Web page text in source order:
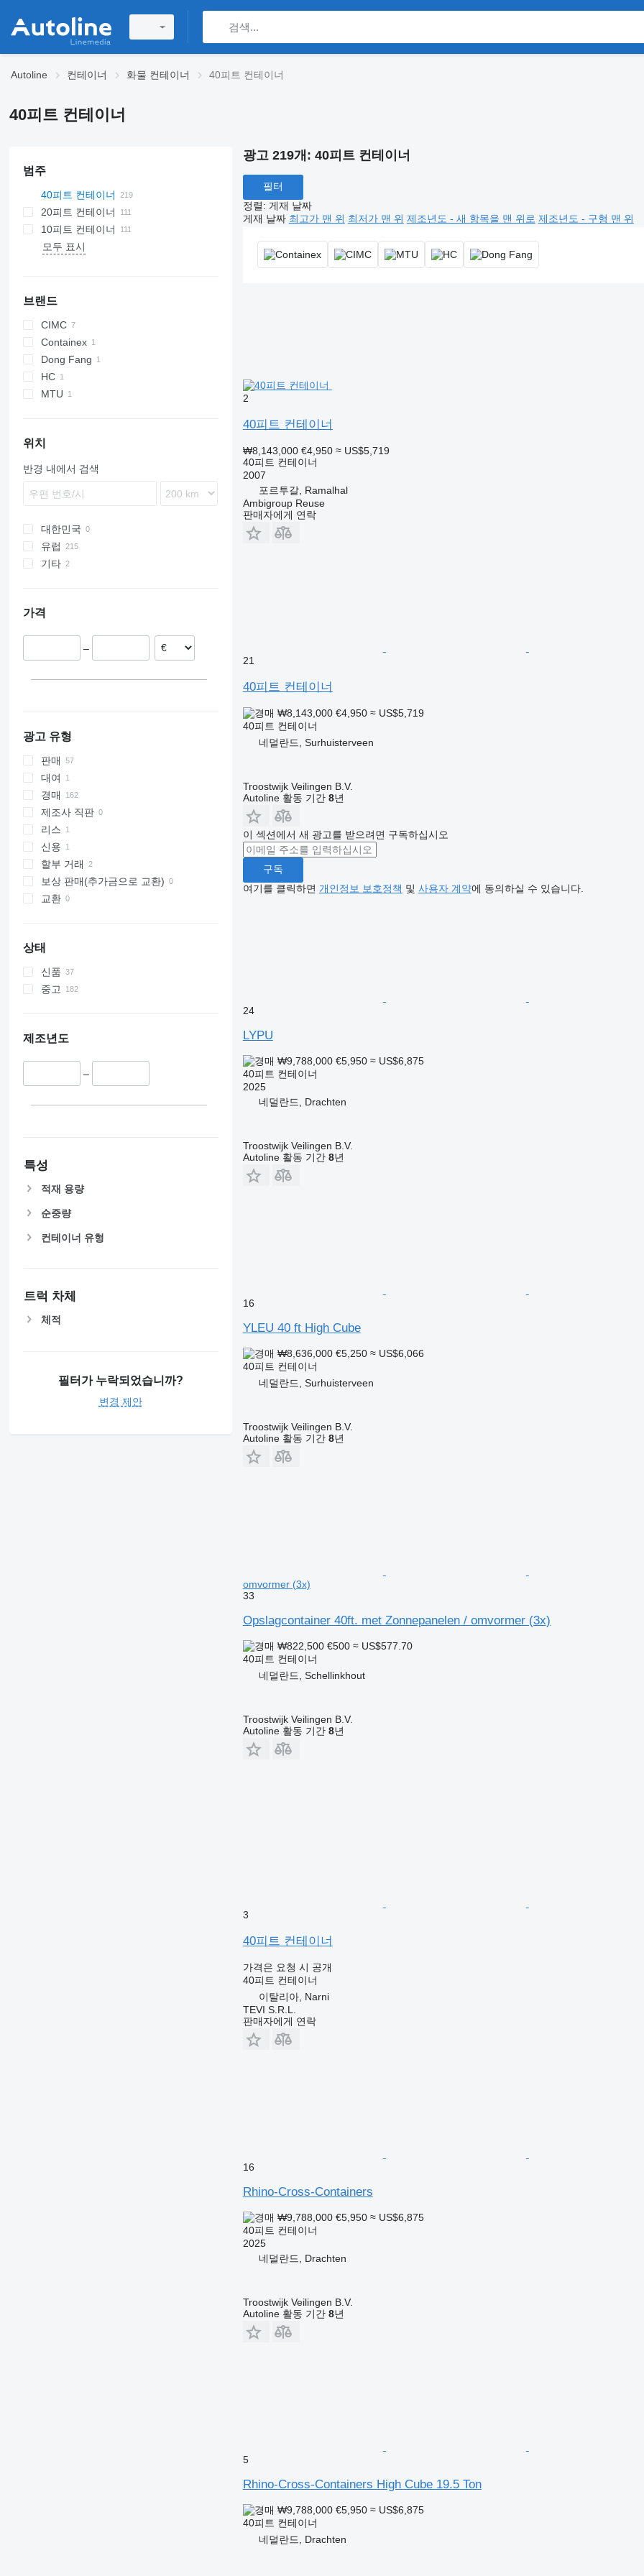
Autoline 컨테이너 화물 컨테이너 40피트 컨테이너
40피트 컨테이너
범주
40피트 컨테이너
20피트 컨테이너
10피트 컨테이너
모두 표시
브랜드
CIMC
Containex
Dong Fang
HC
MTU
위치
반경 내에서 검색
대한민국
유럽
스웨덴
기타
가격
–
광고 유형
판매
대여
경매
제조사 직판
리스
신용
할부 거래
보상 판매(추가금으로 교환)
교환
상태
신품
중고
제조년도
–
특성
적재 용량
순중량
컨테이너 유형
트럭 차체
체적
필터가 누락되었습니까?
변경 제안
광고 219개: 40피트 컨테이너
필터
정렬: 게재 날짜
게재 날짜 최고가 맨 위 최저가 맨 위 제조년도 - 새 항목을 맨 위로 제조년도 - 구형 맨 위
2
40피트 컨테이너
₩8,143,000 €4,950 ≈ US$5,719
40피트 컨테이너
2007
포르투갈, Ramalhal
Ambigroup Reuse
판매자에게 연락
21
40피트 컨테이너
₩8,143,000 €4,950 ≈ US$5,719
40피트 컨테이너
네덜란드, Surhuisterveen
Troostwijk Veilingen B.V.
Autoline 활동 기간 8년
이 섹션에서 새 광고를 받으려면 구독하십시오
구독
여기를 클릭하면 개인정보 보호정책 및 사용자 계약에 동의하실 수 있습니다.
24
LYPU
₩9,788,000 €5,950 ≈ US$6,875
40피트 컨테이너
2025
네덜란드, Drachten
Troostwijk Veilingen B.V.
Autoline 활동 기간 8년
16
YLEU 40 ft High Cube
₩8,636,000 €5,250 ≈ US$6,066
40피트 컨테이너
네덜란드, Surhuisterveen
Troostwijk Veilingen B.V.
Autoline 활동 기간 8년
omvormer (3x)
33
Opslagcontainer 40ft. met Zonnepanelen / omvormer (3x)
₩822,500 €500 ≈ US$577.70
40피트 컨테이너
네덜란드, Schellinkhout
Troostwijk Veilingen B.V.
Autoline 활동 기간 8년
3
40피트 컨테이너
가격은 요청 시 공개
40피트 컨테이너
이탈리아, Narni
TEVI S.R.L.
판매자에게 연락
16
Rhino-Cross-Containers
₩9,788,000 €5,950 ≈ US$6,875
40피트 컨테이너
2025
네덜란드, Drachten
Troostwijk Veilingen B.V.
Autoline 활동 기간 8년
5
Rhino-Cross-Containers High Cube 19.5 Ton
₩9,788,000 €5,950 ≈ US$6,875
40피트 컨테이너
네덜란드, Drachten